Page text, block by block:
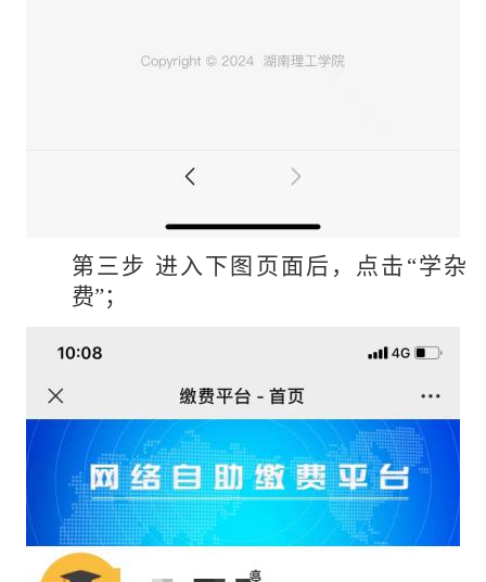
第三步 进入下图页面后，点击 “学杂
费”；